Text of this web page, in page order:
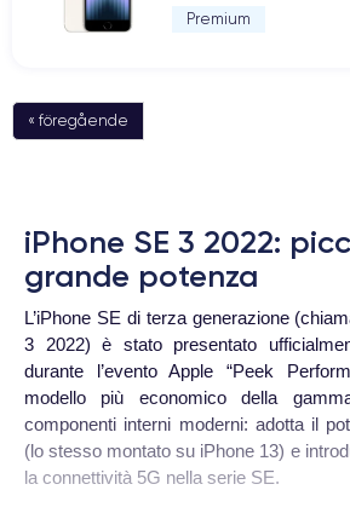
Premium
« föregående
iPhone SE 3 2022:
grande potenza
L’iPhone SE di terza generazione
3 2022) è stato presentato
durante l’evento Apple “Peek
modello più economico della
componenti interni moderni: adotta il
(lo stesso montato su iPhone 13) e
la connettività 5G nella serie SE.